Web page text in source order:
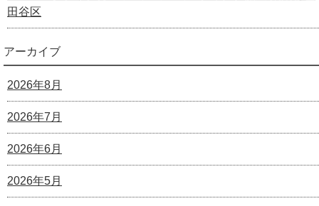
田谷区
アーカイブ
2026年8月
2026年7月
2026年6月
2026年5月